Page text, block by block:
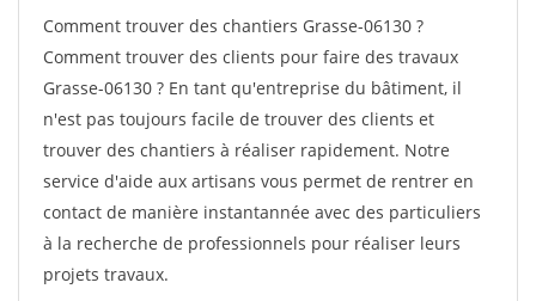
Comment trouver des chantiers Grasse-06130 ?
Comment trouver des clients pour faire des travaux
Grasse-06130 ? En tant qu'entreprise du bâtiment, il
n'est pas toujours facile de trouver des clients et
trouver des chantiers à réaliser rapidement. Notre
service d'aide aux artisans vous permet de rentrer en
contact de manière instantannée avec des particuliers
à la recherche de professionnels pour réaliser leurs
projets travaux.